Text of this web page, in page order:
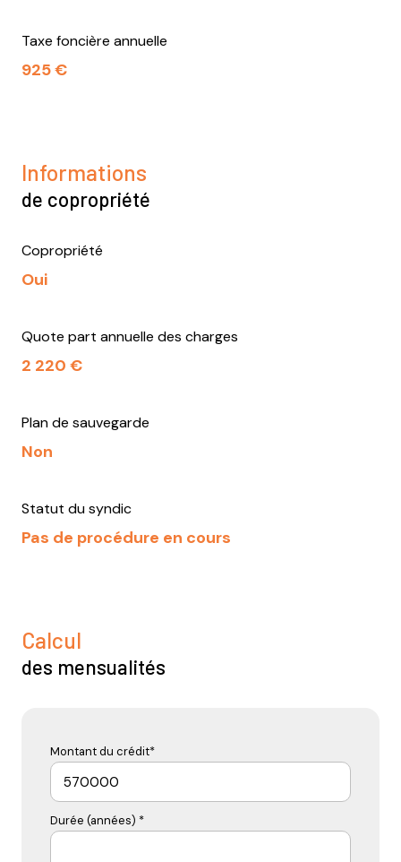
Taxe foncière annuelle
925 €
Informations
de copropriété
Copropriété
Oui
Quote part annuelle des charges
2 220 €
Plan de sauvegarde
Non
Statut du syndic
Pas de procédure en cours
Calcul
des mensualités
Montant du crédit*
Durée (années) *